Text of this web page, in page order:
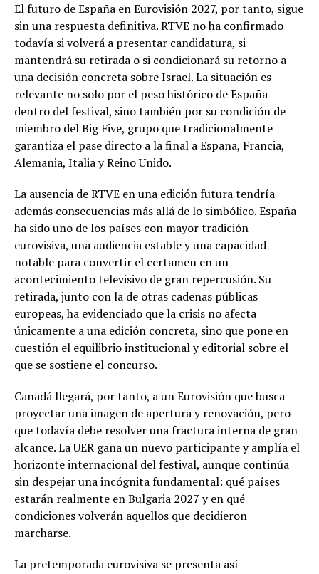
El futuro de España en Eurovisión 2027, por tanto, sigue
sin una respuesta definitiva. RTVE no ha confirmado
todavía si volverá a presentar candidatura, si
mantendrá su retirada o si condicionará su retorno a
una decisión concreta sobre Israel. La situación es
relevante no solo por el peso histórico de España
dentro del festival, sino también por su condición de
miembro del Big Five, grupo que tradicionalmente
garantiza el pase directo a la final a España, Francia,
Alemania, Italia y Reino Unido.
La ausencia de RTVE en una edición futura tendría
además consecuencias más allá de lo simbólico. España
ha sido uno de los países con mayor tradición
eurovisiva, una audiencia estable y una capacidad
notable para convertir el certamen en un
acontecimiento televisivo de gran repercusión. Su
retirada, junto con la de otras cadenas públicas
europeas, ha evidenciado que la crisis no afecta
únicamente a una edición concreta, sino que pone en
cuestión el equilibrio institucional y editorial sobre el
que se sostiene el concurso.
Canadá llegará, por tanto, a un Eurovisión que busca
proyectar una imagen de apertura y renovación, pero
que todavía debe resolver una fractura interna de gran
alcance. La UER gana un nuevo participante y amplía el
horizonte internacional del festival, aunque continúa
sin despejar una incógnita fundamental: qué países
estarán realmente en Bulgaria 2027 y en qué
condiciones volverán aquellos que decidieron
marcharse.
La pretemporada eurovisiva se presenta así